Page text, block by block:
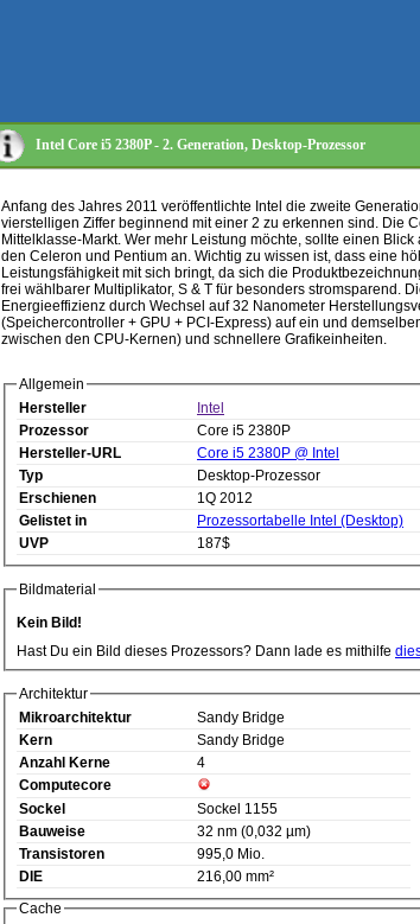
Intel Core i5 2380P - 2. Generation, Desktop-Prozessor
Anfang des Jahres 2011 veröffentlichte Intel die zweite
vierstelligen Ziffer beginnend mit einer 2 zu erkennen sind. Die
Mittelklasse-Markt. Wer mehr Leistung möchte, sollte einen
den Celeron und Pentium an. Wichtig zu wissen ist, dass eine
Leistungsfähigkeit mit sich bringt, da sich die
frei wählbarer Multiplikator, S & T für besonders stromsparend.
Energieeffizienz durch Wechsel auf 32 Nanometer
(Speichercontroller + GPU + PCI-Express) auf ein und
zwischen den CPU-Kernen) und schnellere Grafikeinheiten.
Allgemein
Hersteller
Intel
Prozessor
Core i5 2380P
Hersteller-URL
Core i5 2380P @ Intel
Typ
Desktop-Prozessor
Erschienen
1Q 2012
Gelistet in
Prozessortabelle Intel (Desktop)
UVP
187$
Bildmaterial
Kein Bild!
Hast Du ein Bild dieses Prozessors? Dann lade es mithilfe
Architektur
Mikroarchitektur
Sandy Bridge
Kern
Sandy Bridge
Anzahl Kerne
4
Computecore
Sockel
Sockel 1155
Bauweise
32 nm (0,032 µm)
Transistoren
995,0 Mio.
DIE
216,00 mm²
Cache